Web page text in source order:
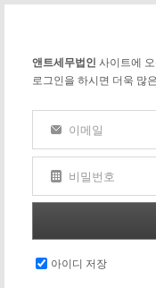
앤트세무법인 사이트에
로그인을 하시면 더욱 많
이메일
비밀번호
아이디 저장